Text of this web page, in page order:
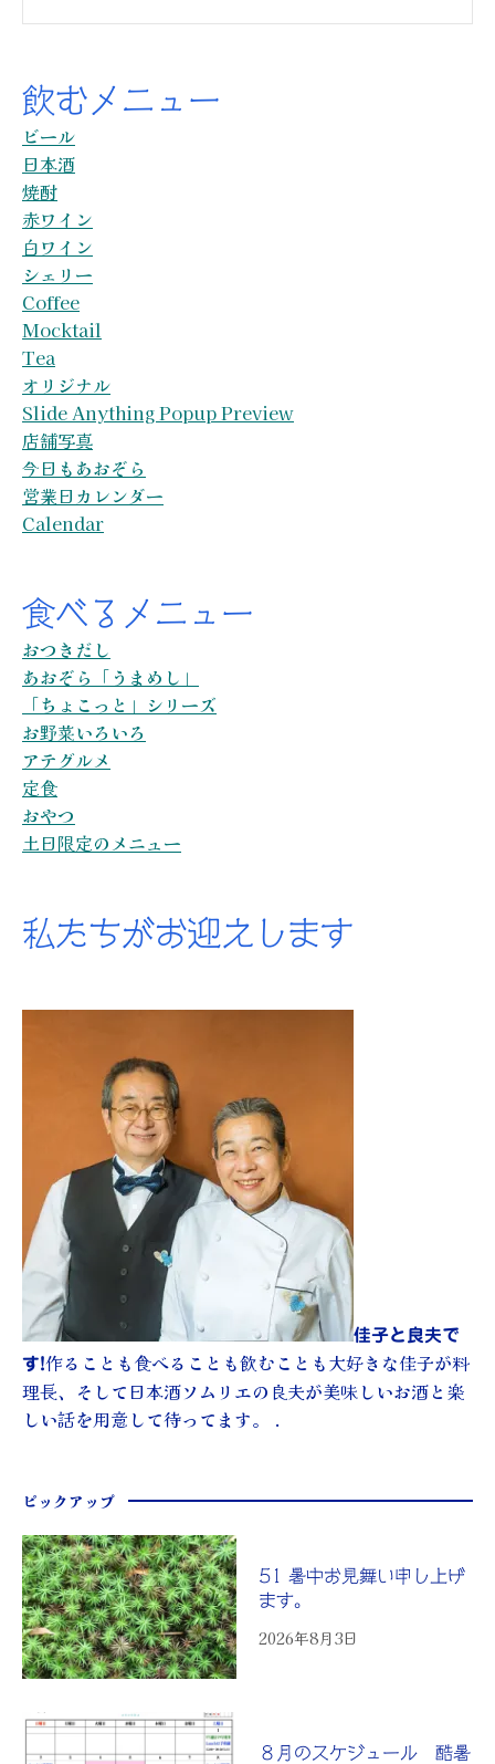
飲むメニュー
ビール
日本酒
焼酎
赤ワイン
白ワイン
シェリー
Coffee
Mocktail
Tea
オリジナル
Slide Anything Popup Preview
店舗写真
今日もあおぞら
営業日カレンダー
Calendar
食べるメニュー
おつきだし
あおぞら「うまめし」
「ちょこっと」シリーズ
お野菜いろいろ
アテグルメ
定食
おやつ
土日限定のメニュー
私たちがお迎えします
佳子と良夫で
す!作ることも食べることも飲むことも大好きな佳子が料
理長、そして日本酒ソムリエの良夫が美味しいお酒と楽
しい話を用意して待ってます。 .
ピックアップ
51 暑中お見舞い申し上げ
ます。
2026年8月3日
８月のスケジュール 酷暑